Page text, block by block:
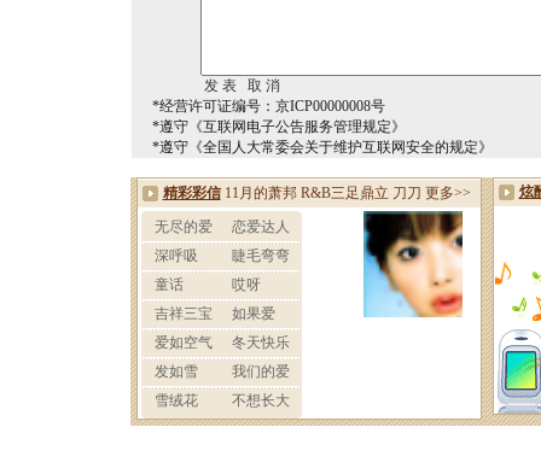
*经营许可证编号：京ICP00000008号
*遵守《互联网电子公告服务管理规定》
*遵守《全国人大常委会关于维护互联网安全的规定》